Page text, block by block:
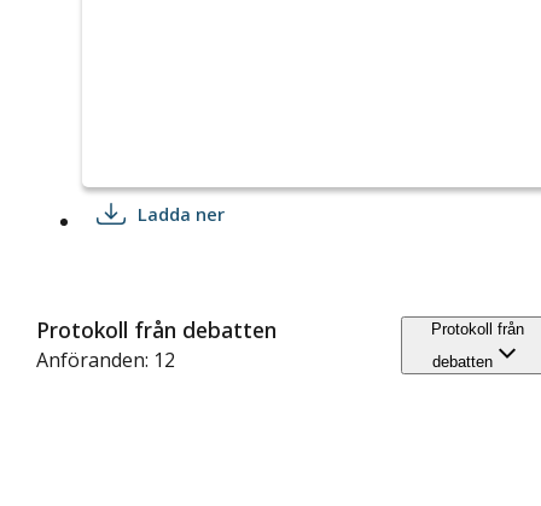
Ladda ner
Protokoll från debatten
Anföranden: 12
Protokoll från
debatten